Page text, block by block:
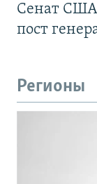
Сенат США
пост
Регионы